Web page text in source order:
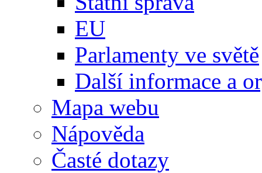
EU
Parlamenty ve světě
Další informace a
Mapa webu
Nápověda
Časté dotazy